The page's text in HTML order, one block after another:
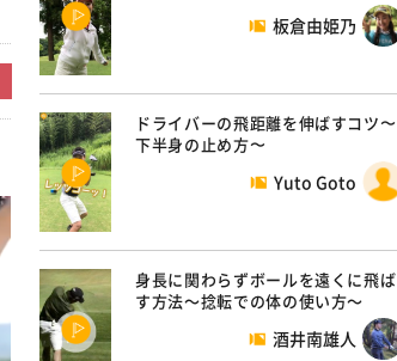
板倉由姫乃
ドライバーの飛距離を伸ばすコツ〜
下半身の止め方〜
Yuto Goto
身長に関わらずボールを遠くに飛ば
す方法～捻転での体の使い方～
酒井南雄人